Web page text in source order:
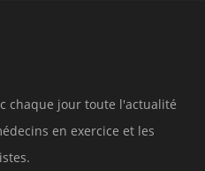
chaque jour toute l'actualité
en exercice et les